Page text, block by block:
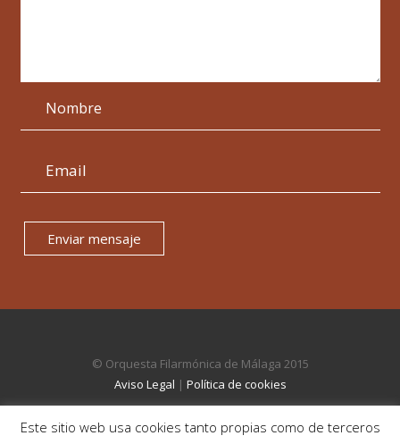
Enviar mensaje
© Orquesta Filarmónica de Málaga 2015
Aviso Legal | Política de cookies
Este sitio web usa cookies tanto propias como de terceros